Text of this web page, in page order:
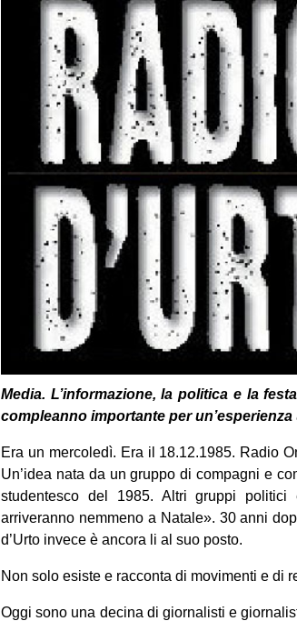
Media. L’informazione, la politica e la
compleanno importante per un’esperienza
Era un mercoledì. Era il 18.12.1985. Radio
Un’idea nata da un gruppo di compagni e
studentesco del 1985. Altri gruppi
arriveranno nemmeno a Natale». 30 anni
d’Urto invece è ancora li al suo posto.
Non solo esiste e racconta di movimenti e di
Oggi sono una decina di giornalisti e